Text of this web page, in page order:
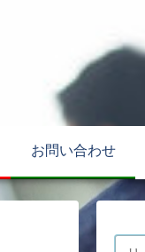
お問い合わせ